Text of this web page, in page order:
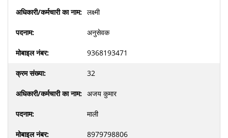
लक्ष्मी
अनुसेवक
9368193471
32
अजय कुमार
माली
8979798806